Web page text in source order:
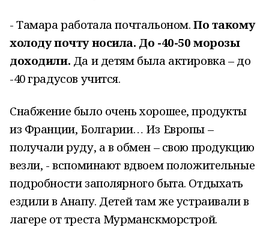
- Тамара работала почтальоном. По такому
холоду почту носила. До -40-50 морозы
доходили. Да и детям была актировка – до
-40 градусов учится.
Снабжение было очень хорошее, продукты
из Франции, Болгарии… Из Европы –
получали руду, а в обмен – свою продукцию
везли, - вспоминают вдвоем положительные
подробности заполярного быта. Отдыхать
ездили в Анапу. Детей там же устраивали в
лагере от треста Мурманскморстрой.